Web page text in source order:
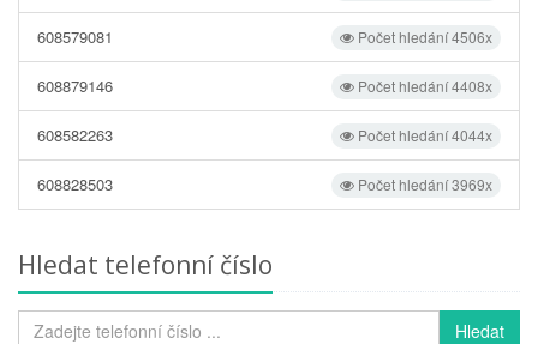
Počet hledání 4506x
608579081
Počet hledání 4408x
608879146
Počet hledání 4044x
608582263
Počet hledání 3969x
608828503
Hledat telefonní číslo
Hledat